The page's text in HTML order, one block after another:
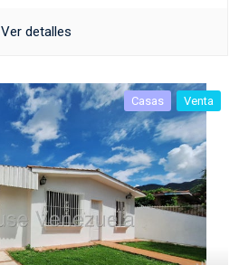
Ver detalles
Casas Venta